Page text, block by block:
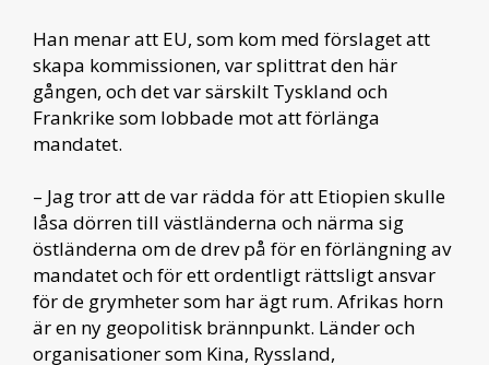
Han menar att EU, som kom med förslaget att
skapa kommissionen, var splittrat den här
gången, och det var särskilt Tyskland och
Frankrike som lobbade mot att förlänga
mandatet.
– Jag tror att de var rädda för att Etiopien skulle
låsa dörren till västländerna och närma sig
östländerna om de drev på för en förlängning av
mandatet och för ett ordentligt rättsligt ansvar
för de grymheter som har ägt rum. Afrikas horn
är en ny geopolitisk brännpunkt. Länder och
organisationer som Kina, Ryssland,